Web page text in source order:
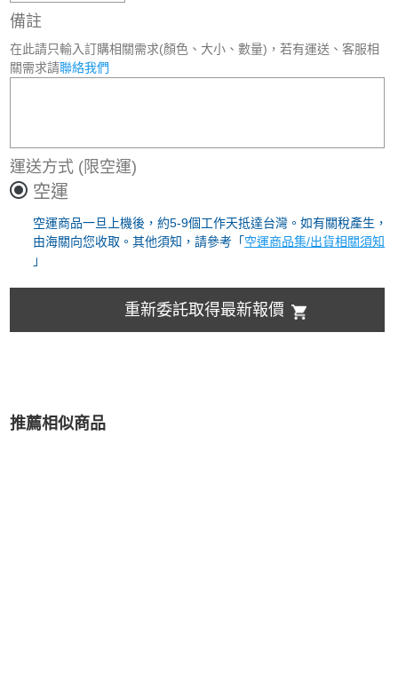
備註
在此請只輸入訂購相關需求(顏色、大小、數量)，若有運送、客服相
關需求請聯絡我們
運送方式 (限空運)
空運
空運商品一旦上機後，約5-9個工作天抵達台灣。如有關稅產生，
由海關向您收取。其他須知，請參考「 空運商品集/出貨相關須知
」
重新委託取得最新報價
推薦相似商品